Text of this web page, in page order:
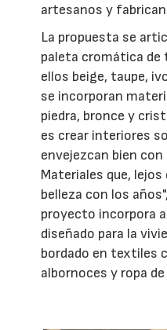
artesanos y
La propuesta se
paleta cromática
ellos beige, taupe,
se incorporan
piedra, bronce y
es crear interiores
envejezcan bien
Materiales que,
belleza con los
proyecto incorpora
diseñado para la
bordado en textiles
albornoces y ropa